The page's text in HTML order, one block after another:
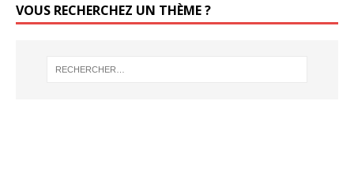
VOUS RECHERCHEZ UN THÈME ?